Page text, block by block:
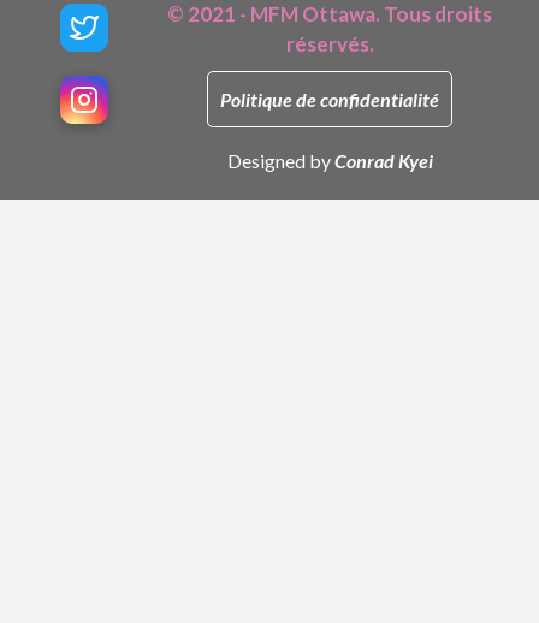
© 2021 - MFM Ottawa. Tous droits
réservés.
Politique de confidentialité
Designed byConrad Kyei